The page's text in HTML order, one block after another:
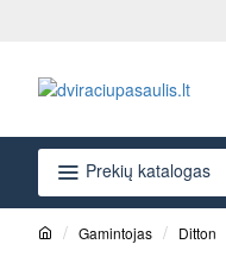
Prekių katalogas
Gamintojas Ditton